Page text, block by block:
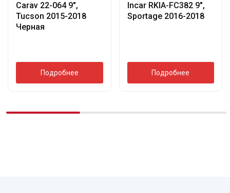
Carav 22-064 9″,
Tucson 2015-2018
Черная
Подробнее
Incar RKIA-FC382 9″,
Sportage 2016-2018
Подробнее